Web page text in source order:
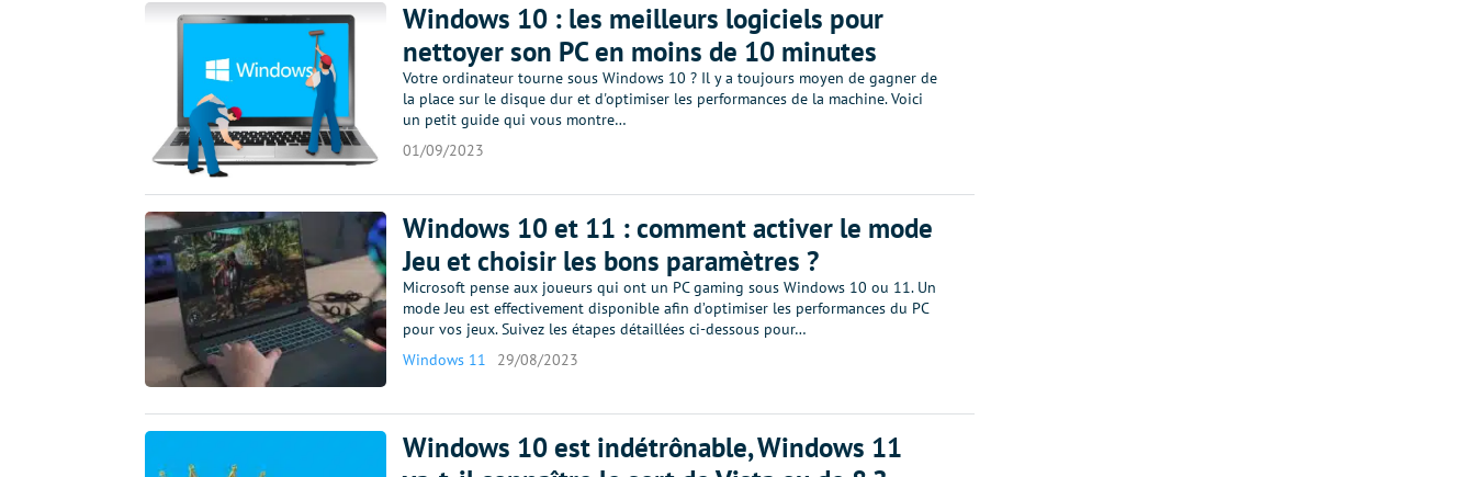
Windows 10 : les meilleurs logiciels pour
nettoyer son PC en moins de 10 minutes
Votre ordinateur tourne sous Windows 10 ? Il y a toujours moyen de gagner de
la place sur le disque dur et d'optimiser les performances de la machine. Voici
un petit guide qui vous montre…
01/09/2023
Windows 10 et 11 : comment activer le mode
Jeu et choisir les bons paramètres ?
Microsoft pense aux joueurs qui ont un PC gaming sous Windows 10 ou 11. Un
mode Jeu est effectivement disponible afin d’optimiser les performances du PC
pour vos jeux. Suivez les étapes détaillées ci-dessous pour…
Windows 11
29/08/2023
Windows 10 est indétrônable, Windows 11